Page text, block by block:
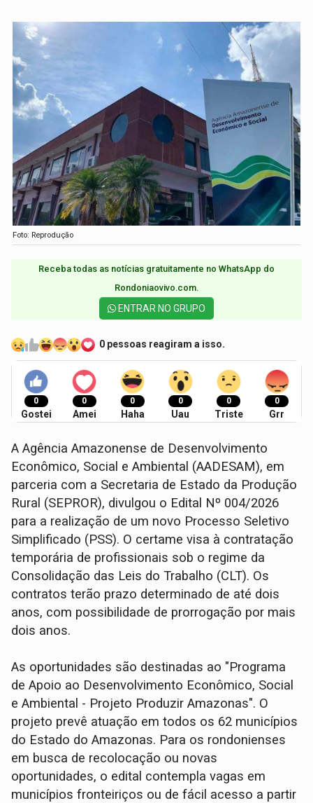
Foto: Reprodução
Receba todas as notícias gratuitamente no WhatsApp do
Rondoniaovivo.com.​
ENTRAR NO GRUPO
0 pessoas reagiram a isso.
0
Gostei
0
Amei
0
Haha
0
Uau
0
Triste
0
Grr
A Agência Amazonense de Desenvolvimento
Econômico, Social e Ambiental (AADESAM), em
parceria com a Secretaria de Estado da Produção
Rural (SEPROR), divulgou o Edital Nº 004/2026
para a realização de um novo Processo Seletivo
Simplificado (PSS). O certame visa à contratação
temporária de profissionais sob o regime da
Consolidação das Leis do Trabalho (CLT). Os
contratos terão prazo determinado de até dois
anos, com possibilidade de prorrogação por mais
dois anos.
As oportunidades são destinadas ao "Programa
de Apoio ao Desenvolvimento Econômico, Social
e Ambiental - Projeto Produzir Amazonas". O
projeto prevê atuação em todos os 62 municípios
do Estado do Amazonas. Para os rondonienses
em busca de recolocação ou novas
oportunidades, o edital contempla vagas em
municípios fronteiriços ou de fácil acesso a partir